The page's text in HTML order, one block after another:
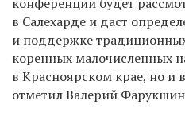
в Салехарде и даст
и поддержке
коренных малочисленных
в Красноярском крае, но и
отметил Валерий